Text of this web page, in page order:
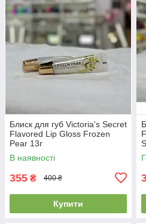
Блиск для губ Victoria's Secret
Flavored Lip Gloss Frozen
Pear 13г
В наявності
355 ₴ 400 ₴
Купити